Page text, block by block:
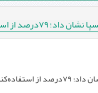
همچنان در این پیام‌رسان حضور دارند
79
درصد از